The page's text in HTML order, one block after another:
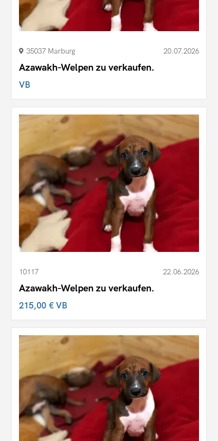
35037 Marburg 20.07.2026
Azawakh-Welpen zu verkaufen.
VB
10117 22.06.2026
Azawakh-Welpen zu verkaufen.
215,00 €VB